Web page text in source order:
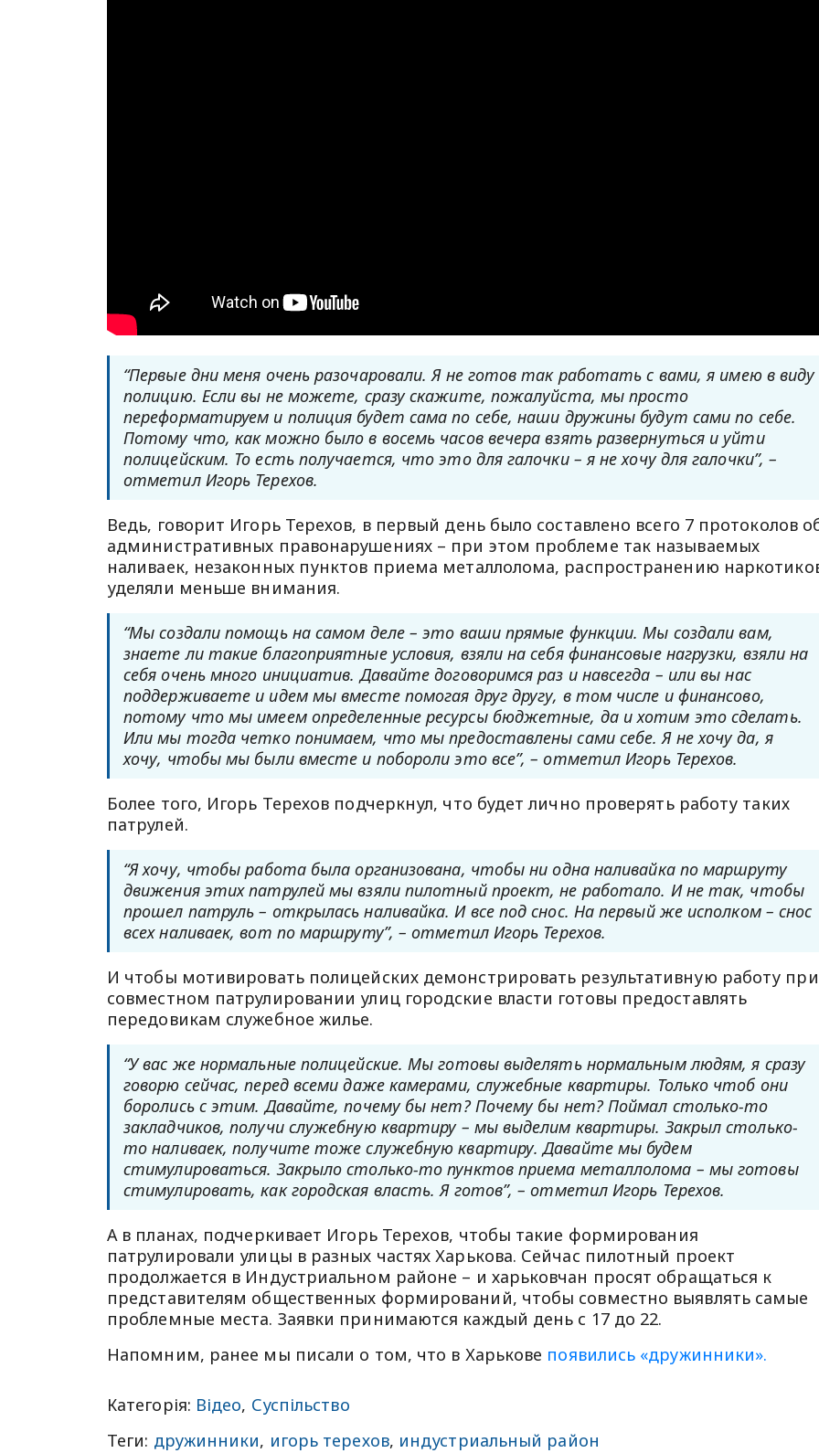
“Первые дни меня очень разочаровали. Я не готов так работать с вами, я имею в виду
полицию. Если вы не можете, сразу скажите, пожалуйста, мы просто
переформатируем и полиция будет сама по себе, наши дружины будут сами по себе.
Потому что, как можно было в восемь часов вечера взять развернуться и уйти
полицейским. То есть получается, что это для галочки – я не хочу для галочки”, –
отметил Игорь Терехов.
Ведь, говорит Игорь Терехов, в первый день было составлено всего 7 протоколов
административных правонарушениях – при этом проблеме так называемых
наливаек, незаконных пунктов приема металлолома, распространению
уделяли меньше внимания.
“Мы создали помощь на самом деле – это ваши прямые функции. Мы создали вам,
знаете ли такие благоприятные условия, взяли на себя финансовые нагрузки, взяли на
себя очень много инициатив. Давайте договоримся раз и навсегда – или вы нас
поддерживаете и идем мы вместе помогая друг другу, в том числе и финансово,
потому что мы имеем определенные ресурсы бюджетные, да и хотим это сделать.
Или мы тогда четко понимаем, что мы предоставлены сами себе. Я не хочу да, я
хочу, чтобы мы были вместе и побороли это все”, – отметил Игорь Терехов.
Более того, Игорь Терехов подчеркнул, что будет лично проверять работу таких
патрулей.
“Я хочу, чтобы работа была организована, чтобы ни одна наливайка по маршруту
движения этих патрулей мы взяли пилотный проект, не работало. И не так, чтобы
прошел патруль – открылась наливайка. И все под снос. На первый же исполком – снос
всех наливаек, вот по маршруту”, – отметил Игорь Терехов.
И чтобы мотивировать полицейских демонстрировать результативную работу при
совместном патрулировании улиц городские власти готовы предоставлять
передовикам служебное жилье.
“У вас же нормальные полицейские. Мы готовы выделять нормальным людям, я сразу
говорю сейчас, перед всеми даже камерами, служебные квартиры. Только чтоб они
боролись с этим. Давайте, почему бы нет? Почему бы нет? Поймал столько-то
закладчиков, получи служебную квартиру – мы выделим квартиры. Закрыл столько-
то наливаек, получите тоже служебную квартиру. Давайте мы будем
стимулироваться. Закрыло столько-то пунктов приема металлолома – мы готовы
стимулировать, как городская власть. Я готов”, – отметил Игорь Терехов.
А в планах, подчеркивает Игорь Терехов, чтобы такие формирования
патрулировали улицы в разных частях Харькова. Сейчас пилотный проект
продолжается в Индустриальном районе – и харьковчан просят обращаться к
представителям общественных формирований, чтобы совместно выявлять самые
проблемные места. Заявки принимаются каждый день с 17 до 22.
Напомним, ранее мы писали о том, что в Харькове появились «дружинники».
Категорія: Відео, Суспільство
Теги: дружинники, игорь терехов, индустриальный район